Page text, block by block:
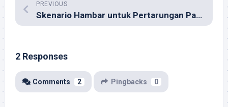
PREVIOUS
Skenario Hambar untuk Pertarungan Pamungkas Jet Li
2 Responses
Comments 2 Pingbacks 0